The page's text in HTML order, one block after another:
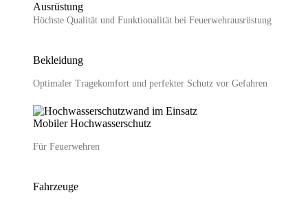
Ausrüstung
Höchste Qualität und Funktionalität bei Feuerwehr­ausrüstung
Bekleidung
Optimaler Tragekomfort und perfekter Schutz vor Gefahren
Mobiler Hochwasser­schutz
Für Feuerwehren
Fahrzeuge